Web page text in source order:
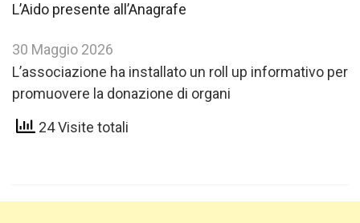
L’Aido presente all’Anagrafe
30 Maggio 2026
L’associazione ha installato un roll up informativo per
promuovere la donazione di organi
24 Visite totali